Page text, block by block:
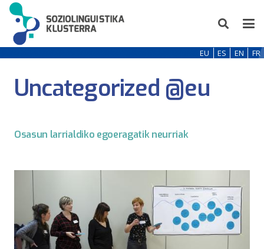
EU ES EN FR
Uncategorized @eu
Osasun larrialdiko egoeragatik neurriak